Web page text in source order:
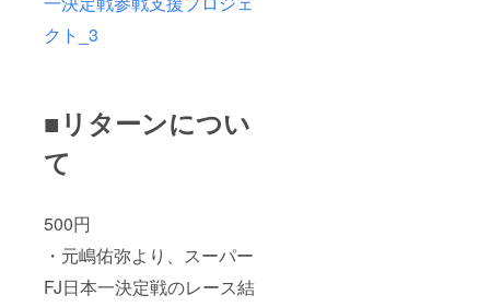
■リターンについ
て
500円
・元嶋佑弥より、スーパー
FJ日本一決定戦のレース結